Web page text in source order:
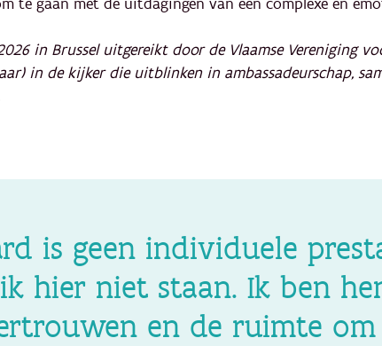
in Brussel uitgereikt door de Vlaamse Vereniging
in de kijker die uitblinken in ambassadeurschap,
is geen individuele
hier niet staan. Ik ben
en de ruimte om